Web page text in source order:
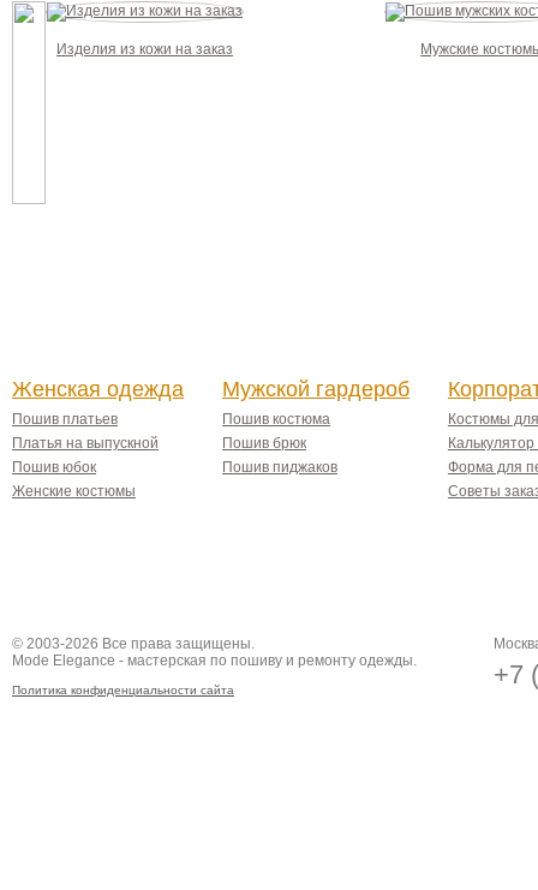
Изделия из кожи на заказ Мужские
Женская одежда
Пошив платьев
Платья на выпускной
Пошив юбок
Женские костюмы
Мужской гардероб
Пошив костюма
Пошив брюк
Пошив пиджаков
Костюмы
Форма для
Советы
© 2003-2026 Все права защищены.
Mode Elegance - мастерская по пошиву и ремонту одежды.
Политика конфиденциальности сайта
+7